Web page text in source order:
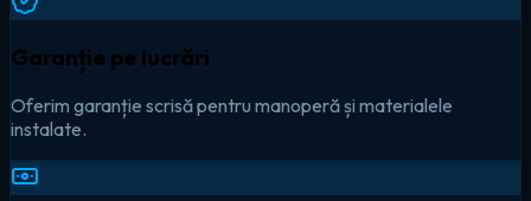
Garanție pe lucrări
Oferim garanție scrisă pentru manoperă și materialele
instalate.